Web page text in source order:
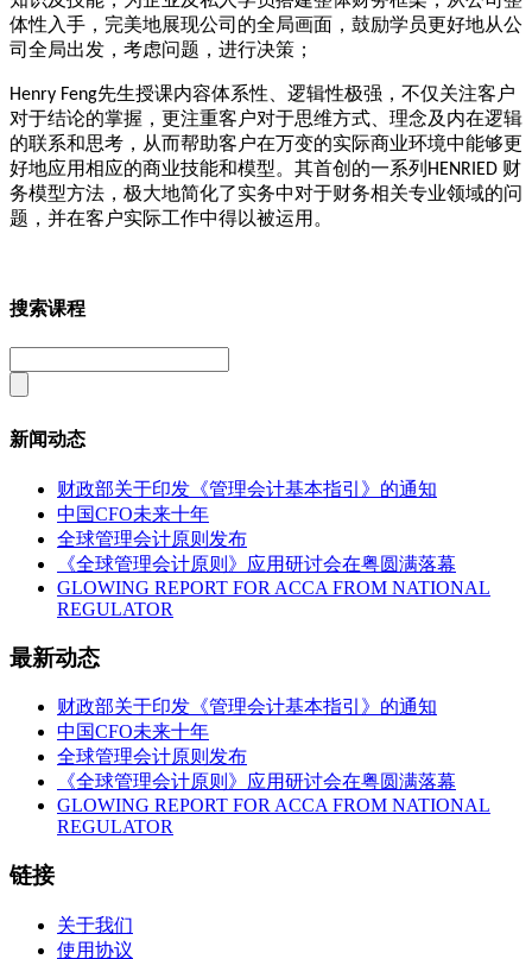
体性入手，完美地展现公司的全局画面，鼓励学员更好地从公
司全局出发，考虑问题，进行决策；
Henry Feng先生授课内容体系性、逻辑性极强，不仅关注客户
对于结论的掌握，更注重客户对于思维方式、理念及内在逻辑
的联系和思考，从而帮助客户在万变的实际商业环境中能够更
好地应用相应的商业技能和模型。其首创的一系列 HENRIED 财
务模型方法，极大地简化了实务中对于财务相关专业领域的问
题，并在客户实际工作中得以被运用。
搜索课程
新闻动态
财政部关于印发《管理会计基本指引》的通知
中国CFO未来十年
全球管理会计原则发布
《全球管理会计原则》应用研讨会在粤圆满落幕
GLOWING REPORT FOR ACCA FROM NATIONAL
REGULATOR
最新动态
财政部关于印发《管理会计基本指引》的通知
中国CFO未来十年
全球管理会计原则发布
《全球管理会计原则》应用研讨会在粤圆满落幕
GLOWING REPORT FOR ACCA FROM NATIONAL
REGULATOR
链接
关于我们
使用协议